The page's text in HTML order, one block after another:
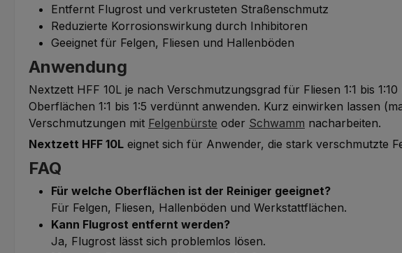
Entfernt Flugrost und verkrusteten Straßenschmutz
Reduzierte Korrosionswirkung durch Inhibitoren
Geeignet für Felgen, Fliesen und Hallenböden
Anwendung
Nextzett HFF 10L je nach Verschmutzungsgrad für Fliesen 1:1 bis
Oberflächen 1:1 bis 1:5 verdünnt anwenden. Kurz einwirken lassen
Verschmutzungen mit Felgenbürste oder Schwamm nacharbeiten.
Nextzett HFF 10L eignet sich für Anwender, die stark verschmutzte
FAQ
Für welche Oberflächen ist der Reiniger geeignet?
Für Felgen, Fliesen, Hallenböden und Werkstattflächen.
Kann Flugrost entfernt werden?
Ja, Flugrost lässt sich problemlos lösen.